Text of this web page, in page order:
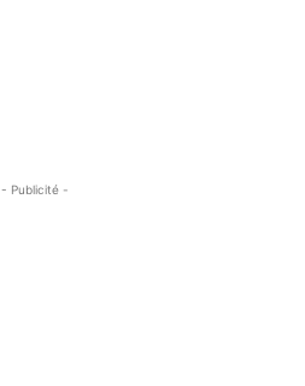
- Publicité -